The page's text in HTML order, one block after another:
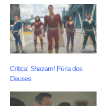
Crítica: Shazam! Fúria dos
Deuses